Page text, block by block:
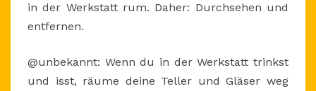
in der Werkstatt rum. Daher: Durchsehen und
entfernen.
@unbekannt: Wenn du in der Werkstatt trinkst
und isst, räume deine Teller und Gläser weg